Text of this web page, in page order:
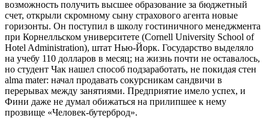
возможность получить высшее образование за бюджетный
счет, открыли скромному сыну страхового агента новые
горизонты. Он поступил в школу гостиничного менеджмента
при Корнелльском университете (Cornell University School of
Hotel Administration), штат Нью-Йорк. Государство выделяло
на учебу 110 долларов в месяц; на жизнь почти не оставалось,
но студент Чак нашел способ подзаработать, не покидая стен
alma mater: начал продавать сокурсникам сандвичи в
перерывах между занятиями. Предприятие имело успех, и
Фини даже не думал обижаться на прилипшее к нему
прозвище «Человек-бутерброд».